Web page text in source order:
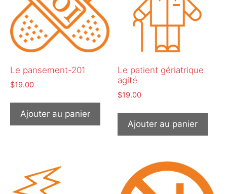
Le pansement-201
$19.00
Ajouter au panier
Le patient gériatrique
agité
$19.00
Ajouter au panier